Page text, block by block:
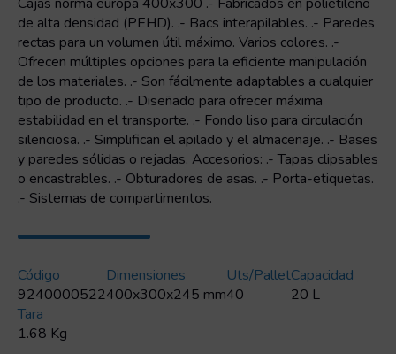
400x300x245
cantidad
Cajas norma europa 400x300 .- Fabricados en polietileno
de alta densidad (PEHD). .- Bacs interapilables. .- Paredes
rectas para un volumen útil máximo. Varios colores. .-
Ofrecen múltiples opciones para la eficiente manipulación
de los materiales. .- Son fácilmente adaptables a cualquier
tipo de producto. .- Diseñado para ofrecer máxima
estabilidad en el transporte. .- Fondo liso para circulación
silenciosa. .- Simplifican el apilado y el almacenaje. .- Bases
y paredes sólidas o rejadas. Accesorios: .- Tapas clipsables
o encastrables. .- Obturadores de asas. .- Porta-etiquetas.
.- Sistemas de compartimentos.
Código
9240000522
Dimensiones
400x300x245 mm
Uts/pallet
40
Capacidad
20 L
Tara
1.68 Kg